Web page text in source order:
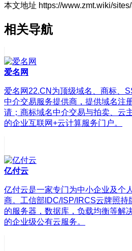
本文地址 https://www.zmt.wiki/
相关导航
爱名网
爱名网22.CN为顶级域名、商标、
中介交易服务提供商，提供域名注
请；商标域名中介交易与拍卖、云
的企业互联网+云计算服务门户。
亿付云
亿付云是一家专门为中小企业及个
商。工信部IDC/ISP/IRCS云牌照持
的服务器，数据库，负载均衡等解
的企业级公有云服务。